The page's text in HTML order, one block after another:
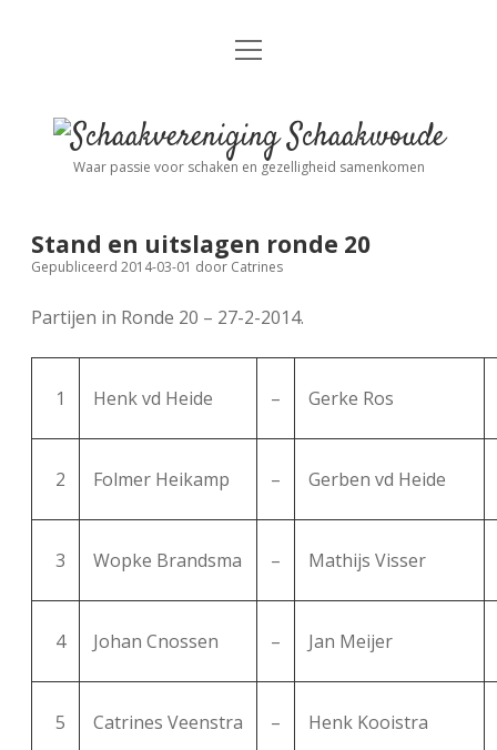
Nieuws
Algemene Informatie
open
dropdown
menu
menu
Competitiereglement
Externe Competitie open
KNSB: Schaakwoude I
KNSB: Schaakwoude II
FSB: Schaakwoude II
Jeugdschaken
Eregalerij
Koppelingen
facebookinstagram
open
Schaakvereniging
Schaakwoude
Waar passie voor schaken en gezelligheid samenkomen
Stand en uitslagen ronde 20
Gepubliceerd 2014-03-01 door Catrines
Partijen in Ronde 20 – 27-2-2014.
1 Henk vd Heide – Gerke Ros
2 Folmer Heikamp – Gerben vd Heide
3 Wopke Brandsma – Mathijs Visser
4 Johan Cnossen – Jan Meijer
5 Catrines Veenstra – Henk Kooistra